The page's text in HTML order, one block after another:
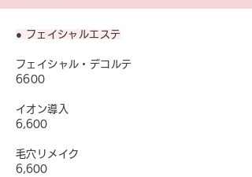
● フェイシャルエステ
フェイシャル・デコルテ
6600
イオン導入
6,600
毛穴リメイク
6,600